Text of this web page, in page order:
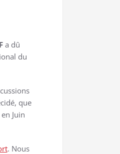
a dû
du
que
Juin
. Nous